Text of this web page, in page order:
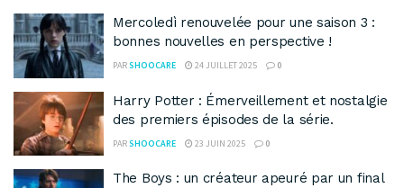
Mercoledì renouvelée pour une saison 3 :
bonnes nouvelles en perspective !
PARSHOOCARE 24 JUILLET 2025 0
Harry Potter : Émerveillement et nostalgie
des premiers épisodes de la série.
PARSHOOCARE 23 JUIN 2025 0
The Boys : un créateur apeuré par un final